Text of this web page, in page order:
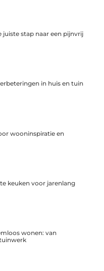
juiste stap naar een pijnvrij
in huis en tuin
wooninspiratie en
keuken voor jarenlang
wonen: van